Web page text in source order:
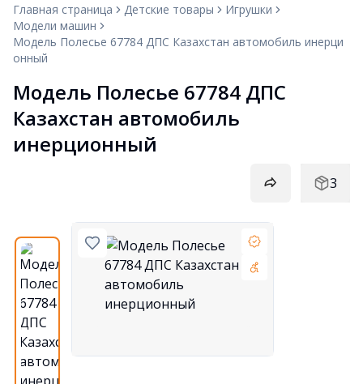
Главная страница Детские товары
Игрушки
Модели машин
Модель Полесье 67784 ДПС Казахстан автомобиль инерци
онный
Модель Полесье 67784 ДПС
Казахстан автомобиль
инерционный
3